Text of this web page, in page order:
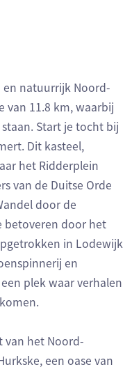
en natuurrijk Noord-
van 11.8 km, waarbij
Start je tocht bij
Dit kasteel,
het Ridderplein
van de Duitse Orde
door de
betoveren door het
in Lodewijk
en
plek waar verhalen
van het Noord-
een oase van